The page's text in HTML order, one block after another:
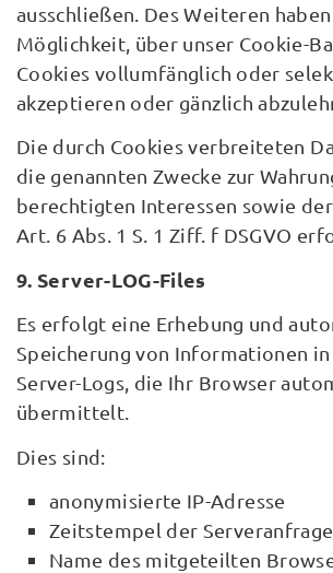
ausschließen. Des Weiteren
Möglichkeit, über unser Cookie-
Cookies vollumfänglich oder
akzeptieren oder gänzlich
Die durch Cookies verbreiteten
die genannten Zwecke zur
berechtigten Interessen sowie
Art. 6 Abs. 1 S. 1 Ziff. f DSGVO
9. Server-LOG-Files
Es erfolgt eine Erhebung und
Speicherung von Informationen
Server-Logs, die Ihr Browser
übermittelt.
Dies sind:
anonymisierte IP-Adresse
Zeitstempel der Serveranfrage
Name des mitgeteilten